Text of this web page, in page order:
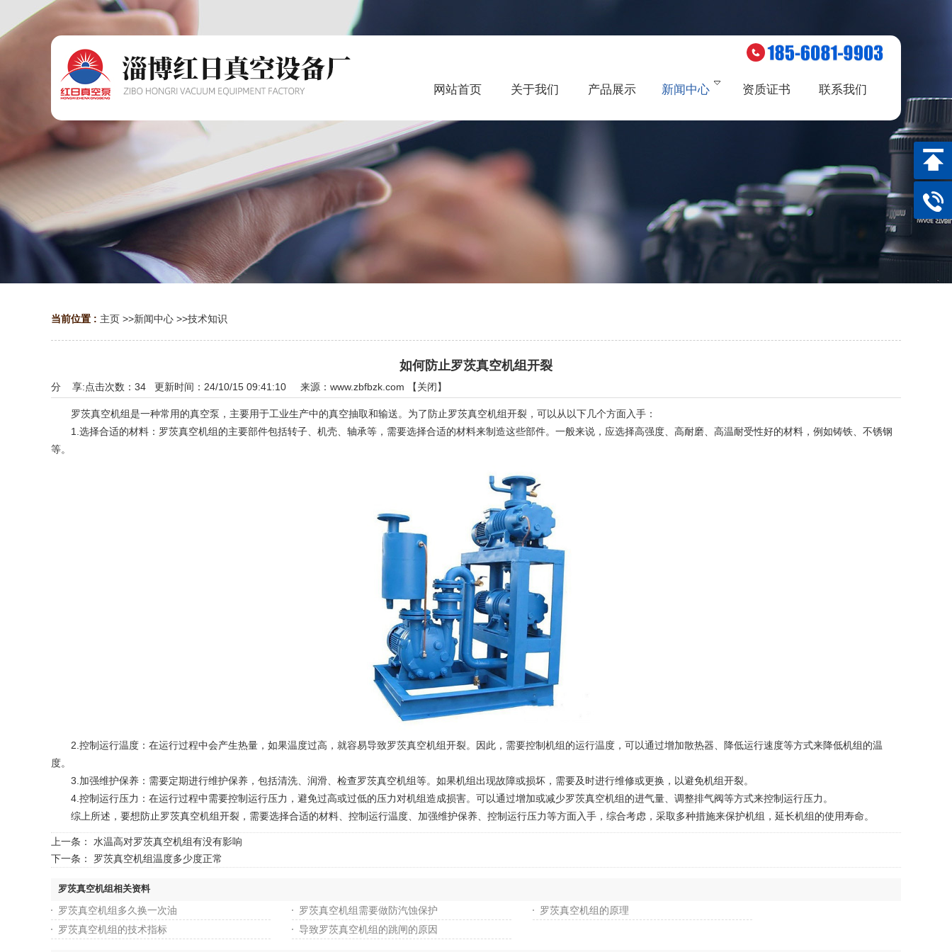
网站首页 关于我们 产品展示 新闻中心 资质证书 联系我们
当前位置 : 主页 >>新闻中心 >>技术知识
如何防止罗茨真空机组开裂
点击次数： 34 更新时间：24/10/15 09:41:10 来源： www.zbfbzk.com 【关闭】
分 享:
罗茨真空机组是一种常用的真空泵，主要用于工业生产中的真空抽取和输送。为了防止罗茨真空机组开裂，可以从以下几个方面入手：
1.选择合适的材料：罗茨真空机组的主要部件包括转子、机壳、轴承等，需要选择合适的材料来制造这些部件。一般来说，应选择高强度、高耐磨、高温耐受性好的材料，例如铸铁、不锈钢
等。
2.控制运行温度：在运行过程中会产生热量，如果温度过高，就容易导致罗茨真空机组开裂。因此，需要控制机组的运行温度，可以通过增加散热器、降低运行速度等方式来降低机组的温
度。
3.加强维护保养：需要定期进行维护保养，包括清洗、润滑、检查罗茨真空机组等。如果机组出现故障或损坏，需要及时进行维修或更换，以避免机组开裂。
4.控制运行压力：在运行过程中需要控制运行压力，避免过高或过低的压力对机组造成损害。可以通过增加或减少罗茨真空机组的进气量、调整排气阀等方式来控制运行压力。
综上所述，要想防止罗茨真空机组开裂，需要选择合适的材料、控制运行温度、加强维护保养、控制运行压力等方面入手，综合考虑，采取多种措施来保护机组，延长机组的使用寿命。
上一条： 水温高对罗茨真空机组有没有影响
下一条： 罗茨真空机组温度多少度正常
罗茨真空机组相关资料
罗茨真空机组多久换一次油 罗茨真空机组需要做防汽蚀保护
罗茨真空机组的原理
罗茨真空机组的技术指标
导致罗茨真空机组的跳闸的原因